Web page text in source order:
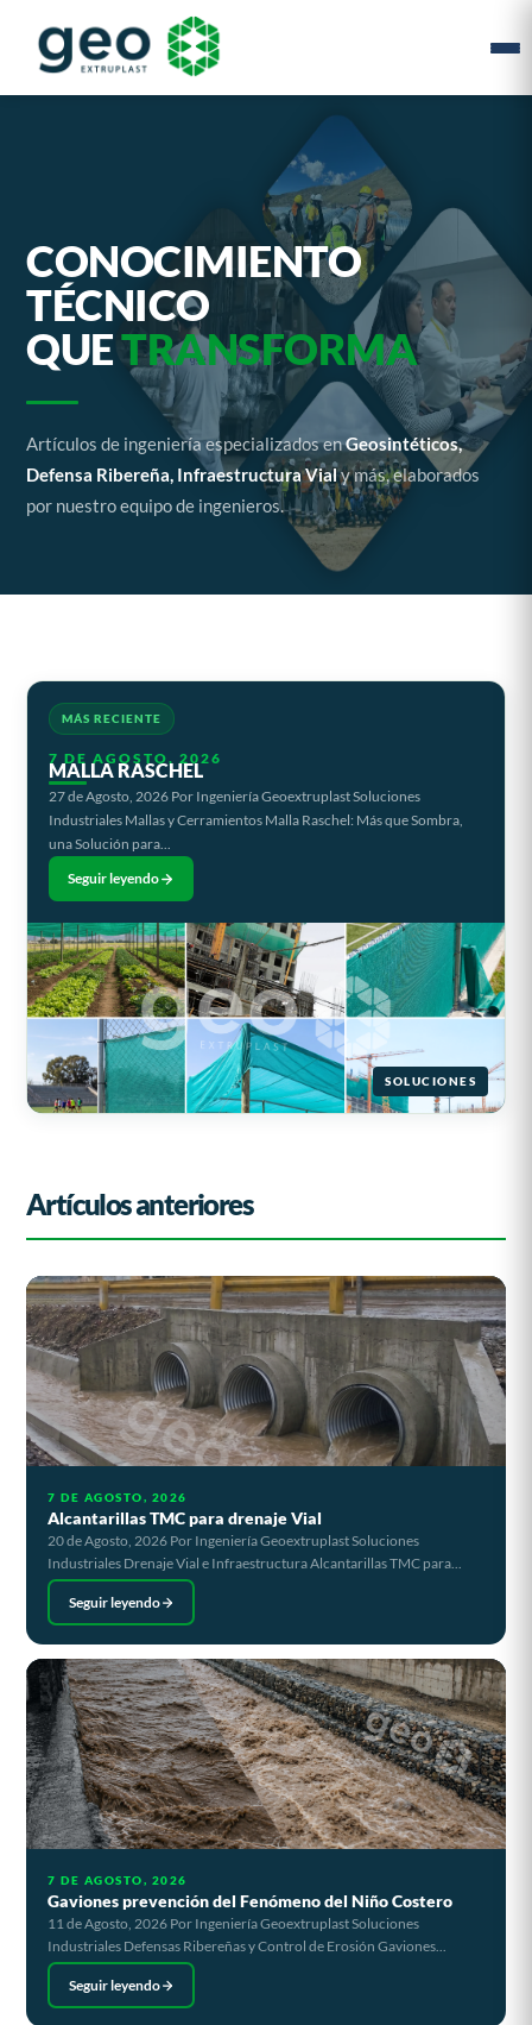
CONOCIMIENTO
TÉCNICO
QUETRANSFORMA
Artículos de ingeniería especializados enGeosintéticos,
Defensa Ribereña, Infraestructura Vialy más, elaborados
por nuestro equipo de ingenieros.
MÁS RECIENTE
7 DE AGOSTO, 2026
MALLA RASCHEL
27 de Agosto, 2026 Por Ingeniería Geoextruplast Soluciones
Industriales Mallas y Cerramientos Malla Raschel: Más que Sombra,
una Solución para...
Seguir leyendo
SOLUCIONES
Artículos anteriores
7 DE AGOSTO, 2026
Alcantarillas TMC para drenaje Vial
20 de Agosto, 2026 Por Ingeniería Geoextruplast Soluciones
Industriales Drenaje Vial e Infraestructura Alcantarillas TMC para...
Seguir leyendo
7 DE AGOSTO, 2026
Gaviones prevención del Fenómeno del Niño Costero
11 de Agosto, 2026 Por Ingeniería Geoextruplast Soluciones
Industriales Defensas Ribereñas y Control de Erosión Gaviones...
Seguir leyendo